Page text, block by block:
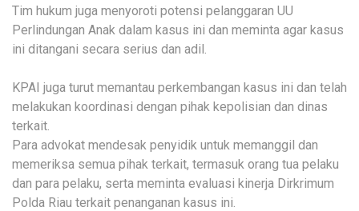
Tim hukum juga menyoroti potensi pelanggaran UU
Perlindungan Anak dalam kasus ini dan meminta agar kasus
ini ditangani secara serius dan adil.
KPAI juga turut memantau perkembangan kasus ini dan telah
melakukan koordinasi dengan pihak kepolisian dan dinas
terkait.
Para advokat mendesak penyidik untuk memanggil dan
memeriksa semua pihak terkait, termasuk orang tua pelaku
dan para pelaku, serta meminta evaluasi kinerja Dirkrimum
Polda Riau terkait penanganan kasus ini.